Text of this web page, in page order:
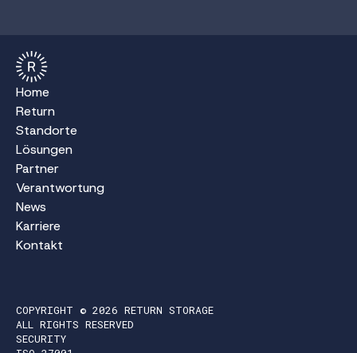
Home
Return
Standorte
Lösungen
Partner
Verantwortung
News
Karriere
Kontakt
COPYRIGHT © 2026 RETURN STORAGE
ALL RIGHTS RESERVED
SECURITY